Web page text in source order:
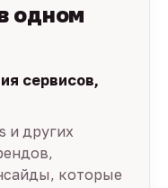
одном
сервисов,
и других
которые